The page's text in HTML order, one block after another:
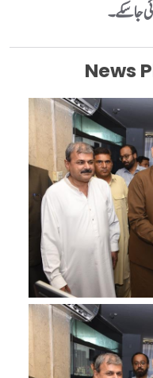
News